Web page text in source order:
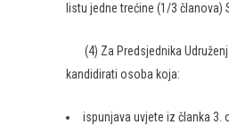
listu jedne trećine (1/3 članova)
(4) Za Predsjednika
kandidirati osoba koja:
ispunjava uvjete iz članka 3.